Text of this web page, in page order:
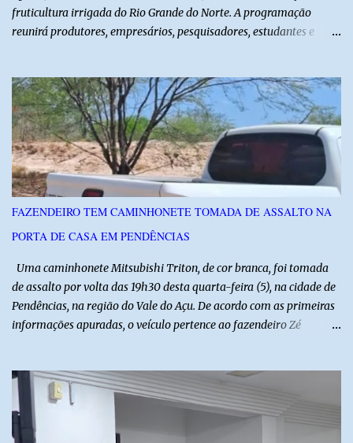
fruticultura irrigada do Rio Grande do Norte. A programação
reunirá produtores, empresários, pesquisadores, estudantes e
instituições e tecnologias voltadas ao setor. Além das atividades
técnicas, a feira contará com programação cultural. No dia 20 de
agosto, o público poderá prestigiar o show de humor com Mução,
seguido de apresentação musical de Vê Barreto. A Frut & Tec
reforça a importância do Distrito de Irrigação do Baixo Açu como
referência na fruticultura irrigada, promovendo conhecimento,
inovação e oportunidades para o desenvolvimento do agronegócio
potiguar. @associacaodiba
FAZENDEIRO TEM CAMINHONETE TOMADA DE ASSALTO NA
PORTA DE CASA EM PENDÊNCIAS
Uma caminhonete Mitsubishi Triton, de cor branca, foi tomada
de assalto por volta das 19h30 desta quarta-feira (5), na cidade de
Pendências, na região do Vale do Açu. De acordo com as primeiras
informações apuradas, o veículo pertence ao fazendeiro Zé
anunciaram o assalto no momento em que ela estava em frente à
residência, no Centro da cidade. Ainda conforme relatos de
testemunhas, os suspeitos utilizavam roupas semelhantes a
uniformes de empresa, o que pode ter ajudado a não despertar